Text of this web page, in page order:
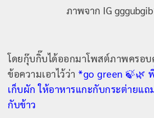
ภาพจาก IG
โดยกุ๊บกิ๊บได้ออกมาโพสต์ภาพครอ
ข้อความเอาไว้ว่า *go green 🍃🌿
เก็บผัก ให้อาหารแกะกับกระต่ายแถ
กับข้าว